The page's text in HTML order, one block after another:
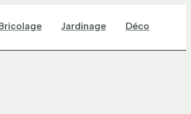
Jardinage Déco